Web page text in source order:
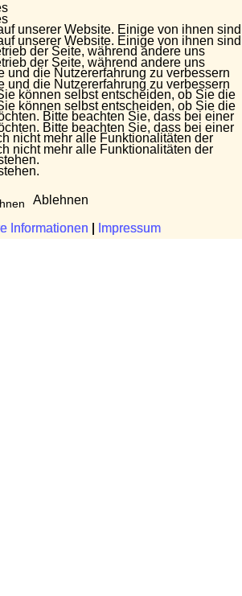
unserer Website. Einige von ihnen sind
der Seite, während andere uns
und die Nutzererfahrung zu verbessern
können selbst entscheiden, ob Sie die
Bitte beachten Sie, dass bei einer
nicht mehr alle Funktionalitäten der
Informationen Impressum
unserer Website. Einige von ihnen sind
der Seite, während andere uns
und die Nutzererfahrung zu verbessern
können selbst entscheiden, ob Sie die
Bitte beachten Sie, dass bei einer
nicht mehr alle Funktionalitäten der
Ablehnen
Informationen Impressum